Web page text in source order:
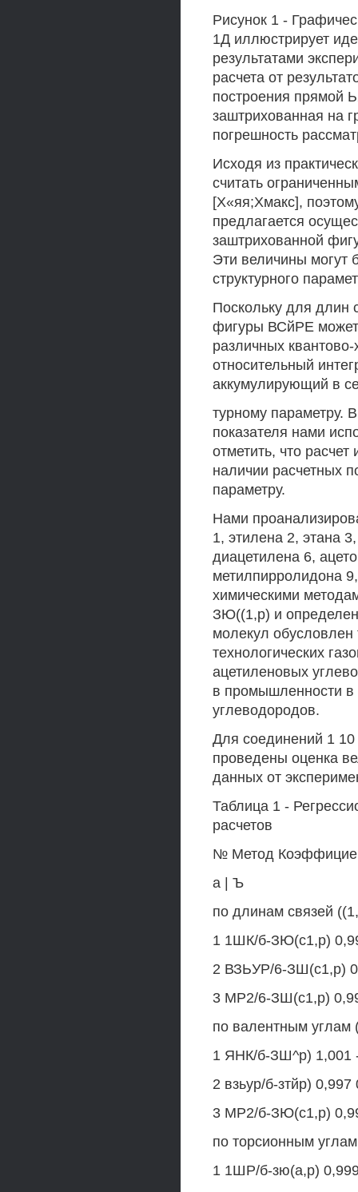
Рисунок 1 -
1Д иллюстрирует
результатами
расчета от
построения прямой
заштрихованная на
погрешность
Исходя из
считать
[Х«яя;Хмакс],
предлагается
заштрихованной
Эти величины могут
структурного
Поскольку для длин
фигуры ВСйРЕ
различных
относительный
аккумулирующий в
турному параметру.
показателя нами
отметить, что
наличии расчетных
параметру.
Нами
1, этилена 2, этана
диацетилена 6,
метилпирролидона
химическими
ЗЮ((1,р) и
молекул
технологических
ацетиленовых
в промышленности в
углеводородов.
Для соединений 1 10
проведены оценка
данных от
Таблица 1 -
расчетов
№ Метод
а | Ъ
по длинам связей
1 1ШК/б-ЗЮ(с1,р)
2 ВЗЬУР/6-ЗШ(с1,р)
3 МР2/6-ЗШ(с1,р)
по валентным углам
1 ЯНК/б-ЗШ^р) 1,001
2 взьур/б-зтйр)
3 МР2/б-ЗЮ(с1,р)
по торсионным углам
1 1ШР/б-зю(а,р)